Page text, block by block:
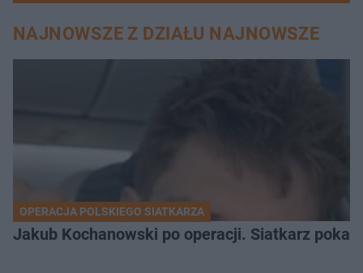
NAJNOWSZE Z DZIAŁU NAJNOWSZE
OPERACJA POLSKIEGO SIATKARZA
Jakub Kochanowski po operacji. Siatkarz